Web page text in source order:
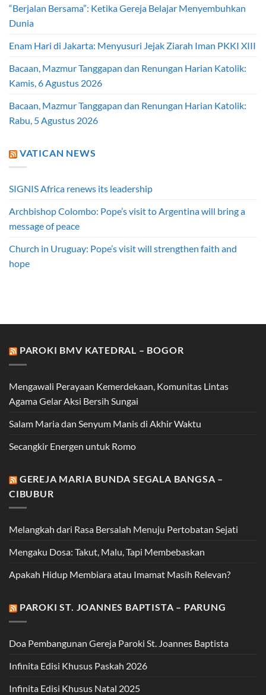
“Berjalan Bersama”: Ketika Gereja Belajar Menyembuhkan
Dunia
Enam Hari di Jakarta: Menyusuri Jejak Ziarah Iman PKKI XIII
Bacaan, Mazmur Tanggapan dan Renungan Harian Katolik:
Kamis, 6 Agustus 2026
Bacaan, Mazmur Tanggapan dan Renungan Harian Katolik:
Rabu, 5 Agustus 2026
VATICAN NEWS
SIGNIS Africa renews its leadership
Archbishop Colombo: Pope’s visit to Argentina will bring a
message of peace
Church in Uruguay: Pope’s visit will strengthen faith and
hope
PAROKI BMV KATEDRAL – BOGOR
Mengawali Perayaan Kemerdekaan, Komunitas Lintas
Agama Gelar Aksi Bersih Sungai
Salam Maria dan Senyum Manis di Akhir Waktu
Secangkir Energen untuk Romo
GEREJA MARIA BUNDA SEGALA BANGSA –
CIBUBUR
Melangkah dari Rasa Bersalah Menuju Pertobatan Sejati
Mengaku Dosa: Takut, Malu, Tapi Membebaskan
Apakah Hidup Membiara atau Imamat Masih Relevan?
PAROKI ST. JOANNES BAPTISTA – PARUNG
Doa Pembangunan Gereja Paroki St. Joannes Baptista
Infinita Edisi Khusus Paskah 2026
Infinita Edisi Khusus Natal 2025